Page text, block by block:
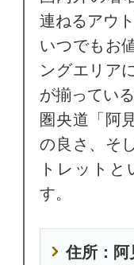
連ねるアウ
いつでもお
ングエリア
が揃ってい
圏央道「阿
の良さ、そ
トレット
す。
住所：阿